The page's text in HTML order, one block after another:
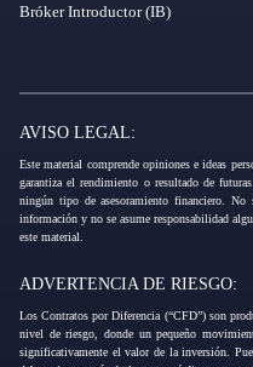
Bróker Introductor (IB)
AVISO LEGAL:
Este material comprende opiniones e ideas
garantiza el rendimiento o resultado de
ningún tipo de asesoramiento financiero.
información y no se asume responsabilidad
este material.
ADVERTENCIA DE RIESGO:
Los Contratos por Diferencia (“CFD”) son
nivel de riesgo, donde un pequeño
significativamente el valor de la inversión.